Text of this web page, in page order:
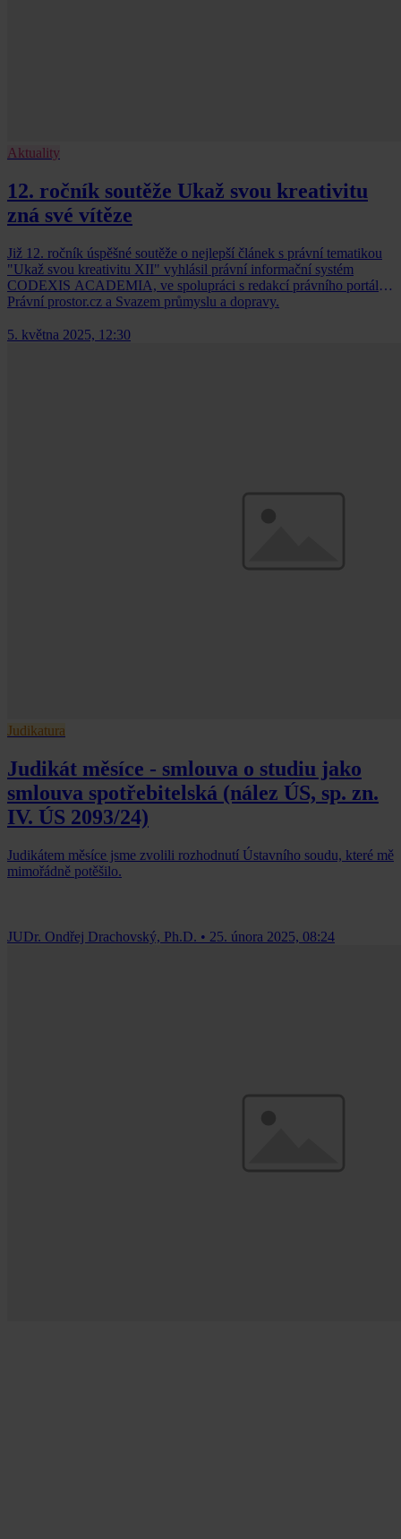
Aktuality
12. ročník soutěže Ukaž svou kreativitu
zná své vítěze
Již 12. ročník úspěšné soutěže o nejlepší článek s právní tematikou
"Ukaž svou kreativitu XII" vyhlásil právní informační systém
CODEXIS ACADEMIA, ve spolupráci s redakcí právního portálu
Právní prostor.cz a Svazem průmyslu a dopravy.
5. května 2025, 12:30
Judikatura
Judikát měsíce - smlouva o studiu jako
smlouva spotřebitelská (nález ÚS, sp. zn.
IV. ÚS 2093/24)
Judikátem měsíce jsme zvolili rozhodnutí Ústavního soudu, které mě
mimořádně potěšilo.
JUDr. Ondřej Drachovský, Ph.D. • 25. února 2025, 08:24